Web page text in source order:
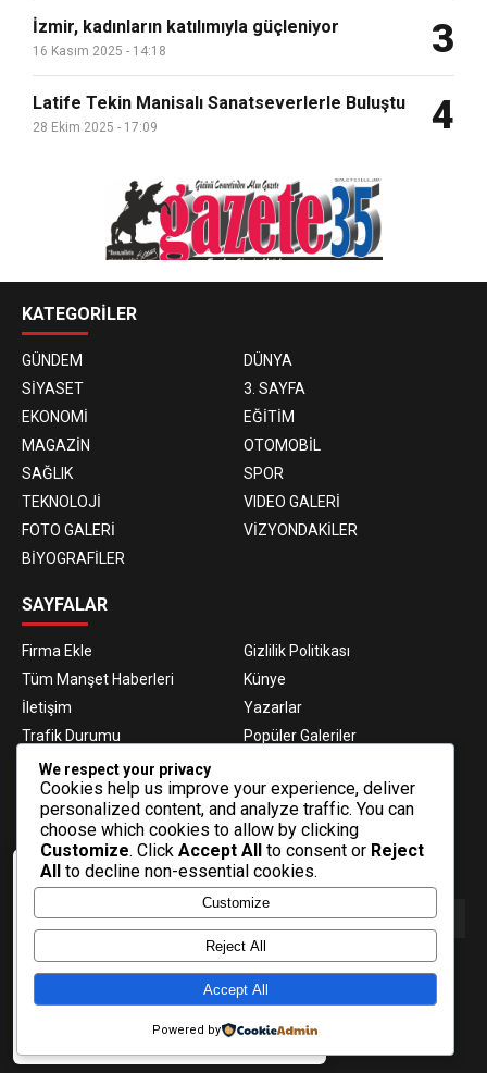
Veri politikasındaki amaçlarla sınırlı ve
mevzuata uygun şekilde çerez
konumlandırmaktayız. Detaylar için veri
politikamızı inceleyebilirsiniz.
Daha fazla bilgi
İzmir, kadınların katılımıyla güçleniyor
16 Kasım 2025 - 14:18 3
Latife Tekin Manisalı Sanatseverlerle Buluştu
28 Ekim 2025 - 17:09 4
KATEGORİLER
GÜNDEM
DÜNYA
SİYASET
3. SAYFA
EKONOMİ
EĞİTİM
MAGAZİN
OTOMOBİL
SAĞLIK
SPOR
TEKNOLOJİ
VIDEO GALERİ
FOTO GALERİ
VİZYONDAKİLER
BİYOGRAFİLER
SAYFALAR
Firma Ekle
Gizlilik Politikası
Tüm Manşet Haberleri
Künye
İletişim
Yazarlar
Trafik Durumu
Popüler Galeriler
Nöbetçi Eczaneler
Hava Durumu
Haber Gönder
Gazeteler
Fikstür
E-BÜLTEN ABONELİĞİ
E-Bülten aboneliği ile haberlere daha hızlı erişin.
We respect your privacy
Cookies help us improve your experience, deliver
personalized content, and analyze traffic. You can
choose which cookies to allow by clicking
Customize. Click Accept All to consent or Reject
All to decline non-essential cookies.
Customize
Reject All
Accept All
Powered by